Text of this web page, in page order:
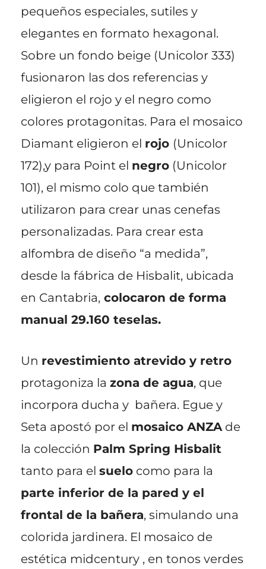
pequeños especiales, sutiles y
elegantes en formato hexagonal.
Sobre un fondo beige (Unicolor 333)
fusionaron las dos referencias y
eligieron el rojo y el negro como
colores protagonitas. Para el mosaico
Diamant eligieron el rojo (Unicolor
172),y para Point el negro(Unicolor
101), el mismo colo que también
utilizaron para crear unas cenefas
personalizadas. Para crear esta
alfombra de diseño “a medida”,
desde la fábrica de Hisbalit, ubicada
en Cantabria, colocaron de forma
manual 29.160 teselas.
Un revestimiento atrevido y retro
protagoniza la zona de agua, que
incorpora ducha y bañera. Egue y
Seta apostó por el mosaico ANZAde
la colección Palm Spring Hisbalit
tanto para el suelocomo para la
parte inferior de la pared y el
frontal de la bañera, simulando una
colorida jardinera. El mosaico de
estética midcentury , en tonos verdes